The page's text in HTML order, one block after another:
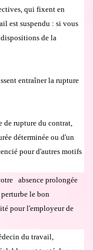
qui fixent en
est suspendu : si vous
de la
entraînerla rupture
de rupture du contrat,
ée déterminée ou d'un
é pour d'autres motifs
absence prolongée
le bon
é pour l'employeur de
decin du travail,